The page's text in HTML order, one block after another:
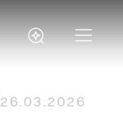
26.03.2026